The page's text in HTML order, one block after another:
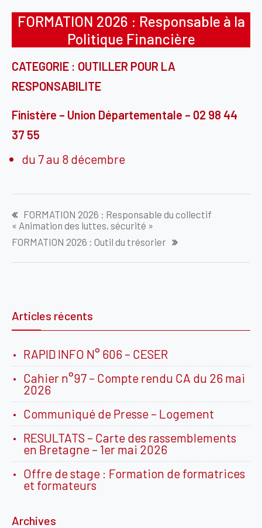
FORMATION 2026 : Responsable à la
Politique Financière
CATEGORIE : OUTILLER POUR LA
RESPONSABILITE
Finistère – Union Départementale – 02 98 44
37 55
du 7 au 8 décembre
de
l’article
FORMATION 2026 : Responsable du collectif
« Animation des luttes, sécurité »
FORMATION 2026 : Outil du trésorier
Articles récents
RAPID INFO N° 606 – CESER
Cahier n°97 – Compte rendu CA du 26 mai
2026
Communiqué de Presse – Logement
RESULTATS – Carte des rassemblements
en Bretagne – 1er mai 2026
Offre de stage : Formation de formatrices
et formateurs
Archives